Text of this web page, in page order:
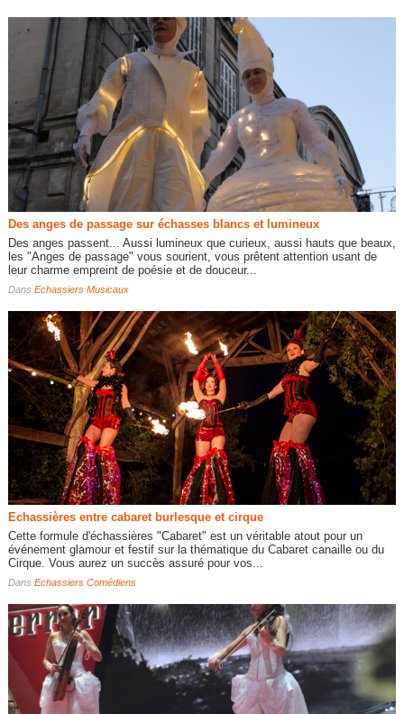
Des anges de passage sur échasses blancs et lumineux
Des anges passent... Aussi lumineux que curieux, aussi hauts que beaux,
les "Anges de passage" vous sourient, vous prêtent attention usant de
leur charme empreint de poésie et de douceur...
Dans Echassiers Musicaux
Echassières entre cabaret burlesque et cirque
Cette formule d'échassières "Cabaret" est un véritable atout pour un
événement glamour et festif sur la thématique du Cabaret canaille ou du
Cirque. Vous aurez un succès assuré pour vos...
Dans Echassiers Comédiens